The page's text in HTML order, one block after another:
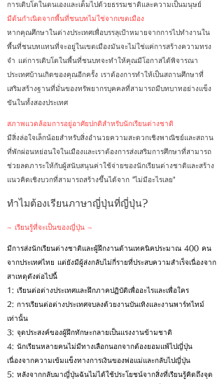
การเติบโตในตนเองและเต็มไปด้วยธรรมชาติและความเป็นมนุษย์
มีต้นกำเนิดจากพื้นที่ชนบทไม่ใช่จากเขตเมือง
หากคุณศึกษาในต่างประเทศเพื่อบรรลุเป้าหมายจากการไปทำงานใน
พื้นที่ชนบทแทนที่จะอยู่ในเขตเมืองมันจะไม่ใช่แค่การสร้างความทรง
จำ แต่การเติบโตในพื้นที่ชนบทจะทำให้คุณมีโอกาสได้พิจารณา
ประเทศบ้านเกิดของคุณอีกครั้ง เราต้องการทำให้เป็นสถานศึกษาที่
เสริมสร้างฐานที่มั่นของทรัพยากรบุคคลที่สามารถมีบทบาทอย่างแข็ง
ขันในทั้งสองประเทศ
สภาพแวดล้อมการอยู่อาศัยปกติสำหรับนักเรียนต่างชาติ
มีสิ่งล่อใจเล็กน้อยสำหรับสิ่งอำนวยความสะดวกเชิงพาณิชย์และสถาน
ที่พักผ่อนหย่อนใจในเมืองและเราต้องการส่งเสริมการศึกษาที่สามารถ
ช่วยลดภาระให้กับผู้สนับสนุนค่าใช้จ่ายของนักเรียนต่างชาติและสร้าง
แนวคิดเชิงบวกที่สามารถสร้างขึ้นได้จาก "ไม่มีอะไรเลย"
ทำไมต้องเรียนภาษาญี่ปุ่นที่ญี่ปุ่น?
~ เรียนรู้ที่จะเป็นของญี่ปุ่น ~
มีการส่งนักเรียนต่างชาติและผู้ฝึกงานด้านเทคนิคประมาณ 400 คน
จากประเทศไทย แต่ยังมีผู้ส่งกลับไม่กี่รายที่ประสบความสำเร็จเนื่องจาก
สาเหตุดังต่อไปนี้
1: เรียนต่อต่างประเทศและฝึกภาคปฏิบัติเพื่ออะไรและเพื่อใคร
2: การเรียนต่อต่างประเทศจบลงด้วยงานบันเทิงและงานพาร์ทไทม์
เท่านั้น
3: จุดประสงค์ของผู้ฝึกทักษะกลายเป็นแรงงานข้ามชาติ
4: นักเรียนหลายคนไม่มีทางเลือกนอกจากต้องยอมแพ้ไปญี่ปุ่น
เนื่องจากความเข้มแข็งทางการเงินของพ่อแม่และกลับไปญี่ปุ่น
5: หลังจากกลับมาญี่ปุ่นฉันไม่ได้ใช้ประโยชน์จากสิ่งที่เรียนรู้คิดถึงจุด